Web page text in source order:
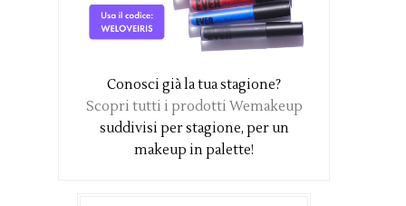
Conosci già la tua stagione?
Scopri tutti i prodotti Wemakeup
suddivisi per stagione, per un
makeup in palette!